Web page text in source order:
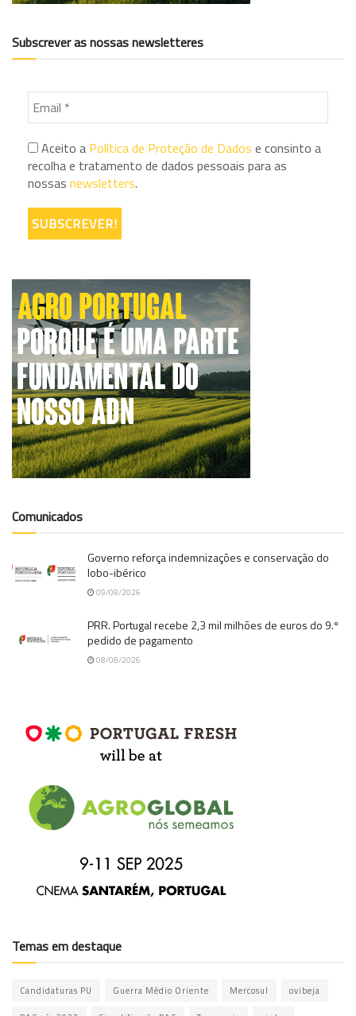
Subscrever as nossas newsletteres
Aceito a Política de Proteção de Dados e consinto a
recolha e tratamento de dados pessoais para as
nossas newsletters.
Comunicados
Governo reforça indemnizações e conservação do
lobo-ibérico
09/08/2026
PRR. Portugal recebe 2,3 mil milhões de euros do 9.º
pedido de pagamento
08/08/2026
Temas em destaque
Candidaturas PU Guerra Médio Oriente Mercosul ovibeja